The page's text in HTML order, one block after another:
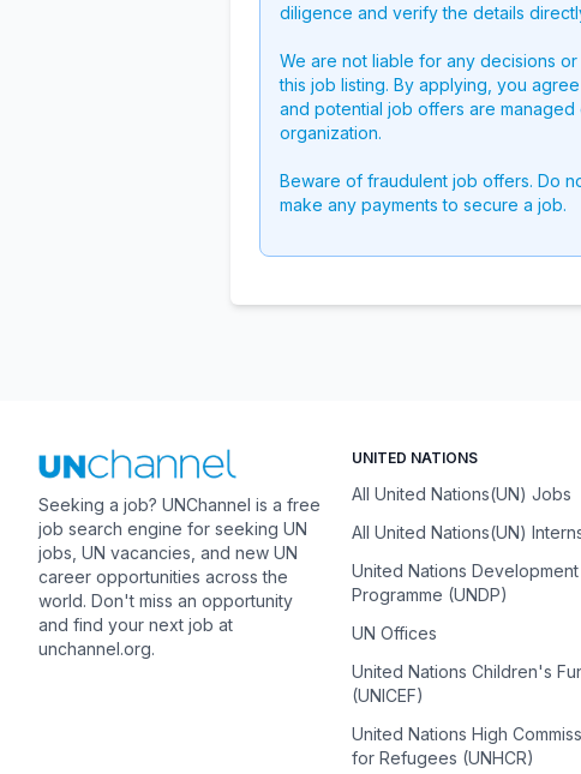
diligence and verify the details
We are not liable for any decisions
this job listing. By applying, you
and potential job offers are
organization.
Beware of fraudulent job offers. Do
make any payments to secure a job.
Seeking a job? UNChannel is a free
job search engine for seeking UN
jobs, UN vacancies, and new UN
career opportunities across the
world. Don't miss an opportunity
and find your next job at
unchannel.org.
UNITED NATIONS
All United Nations(UN) Jobs
All United Nations(UN)
United Nations Development
Programme (UNDP)
UN Offices
United Nations Children's
(UNICEF)
United Nations High
for Refugees (UNHCR)